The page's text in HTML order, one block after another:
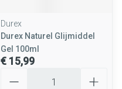
Durex
Durex Naturel Glijmiddel
Gel 100ml
€ 15,99